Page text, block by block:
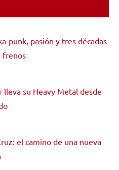
punk, pasión y tres décadas
frenos
lleva su Heavy Metal desde
el camino de una nueva